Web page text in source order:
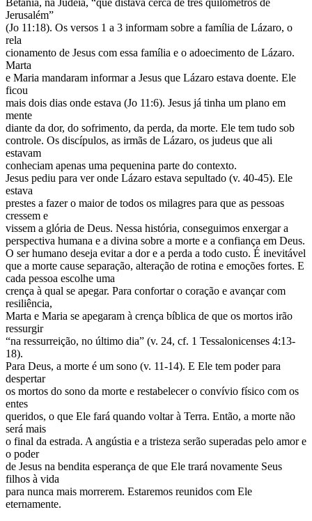
Betânia, na Judeia, “que distava cerca de três quilômetros de
Jerusalém”
(Jo 11:18). Os versos 1 a 3 informam sobre a família de Lázaro, o
rela
cionamento de Jesus com essa família e o adoecimento de Lázaro.
Marta
e Maria mandaram informar a Jesus que Lázaro estava doente. Ele
ficou
mais dois dias onde estava (Jo 11:6). Jesus já tinha um plano em
mente
diante da dor, do sofrimento, da perda, da morte. Ele tem tudo sob
controle. Os discípulos, as irmãs de Lázaro, os judeus que ali
estavam
conheciam apenas uma pequenina parte do contexto.
Jesus pediu para ver onde Lázaro estava sepultado (v. 40-45). Ele
estava
prestes a fazer o maior de todos os milagres para que as pessoas
cressem e
vissem a glória de Deus. Nessa história, conseguimos enxergar a
perspectiva humana e a divina sobre a morte e a confiança em Deus.
O ser humano deseja evitar a dor e a perda a todo custo. É inevitável
que a morte cause separação, alteração de rotina e emoções fortes. E
cada pessoa escolhe uma
crença à qual se apegar. Para confortar o coração e avançar com
resiliência,
Marta e Maria se apegaram à crença bíblica de que os mortos irão
ressurgir
“na ressurreição, no último dia” (v. 24, cf. 1 Tessalonicenses 4:13-
18).
Para Deus, a morte é um sono (v. 11-14). E Ele tem poder para
despertar
os mortos do sono da morte e restabelecer o convívio físico com os
entes
queridos, o que Ele fará quando voltar à Terra. Então, a morte não
será mais
o final da estrada. A angústia e a tristeza serão superadas pelo amor e
o poder
de Jesus na bendita esperança de que Ele trará novamente Seus
filhos à vida
para nunca mais morrerem. Estaremos reunidos com Ele
eternamente.